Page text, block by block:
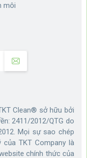
môi
Clean® sở hữu bởi
2411/2012/QTG do
Mọi sự sao chép
TKT Company là
chính thức của